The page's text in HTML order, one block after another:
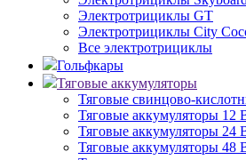
Электротрициклы GT
Электротрициклы City
Все электротрициклы
Гольфкары
Тяговые аккумуляторы
Тяговые свинцово-
Тяговые аккумуляторы 12
Тяговые аккумуляторы 24
Тяговые аккумуляторы 48